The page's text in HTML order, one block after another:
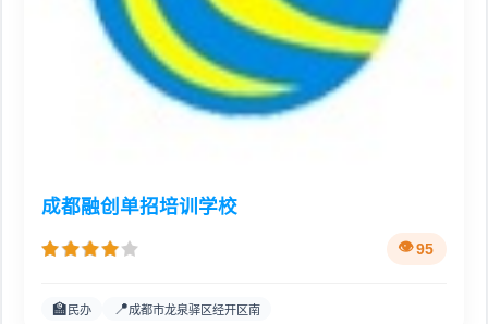
成都融创单招培训学校
95
🏫 民办 📍成都市龙泉驿区经开区南